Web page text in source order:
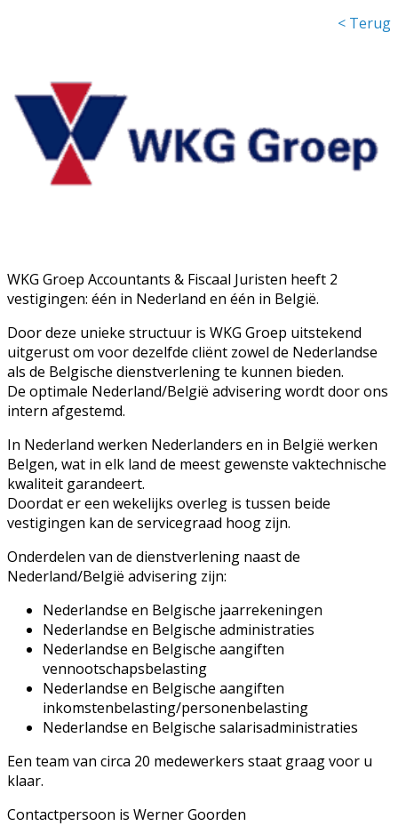
< Terug
WKG Groep Accountants & Fiscaal Juristen heeft 2
vestigingen: één in Nederland en één in België.
Door deze unieke structuur is WKG Groep uitstekend
uitgerust om voor dezelfde cliënt zowel de Nederlandse
als de Belgische dienstverlening te kunnen bieden.
De optimale Nederland/België advisering wordt door ons
intern afgestemd.
In Nederland werken Nederlanders en in België werken
Belgen, wat in elk land de meest gewenste vaktechnische
kwaliteit garandeert.
Doordat er een wekelijks overleg is tussen beide
vestigingen kan de servicegraad hoog zijn.
Onderdelen van de dienstverlening naast de
Nederland/België advisering zijn:
Nederlandse en Belgische jaarrekeningen
Nederlandse en Belgische administraties
Nederlandse en Belgische aangiften
vennootschapsbelasting
Nederlandse en Belgische aangiften
inkomstenbelasting/personenbelasting
Nederlandse en Belgische salarisadministraties
Een team van circa 20 medewerkers staat graag voor u
klaar.
Contactpersoon is Werner Goorden